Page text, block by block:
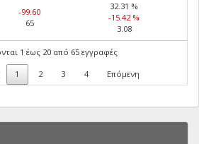
-99.60
65
32.31 %
-15.42 %
3.08
1 έως 20 από 65 εγγραφές
1 2 3 4 Επόμενη